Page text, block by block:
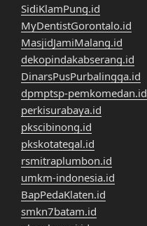
SidiKlamPung.id
MyDentistGorontalo.id
MasjidJamiMalang.id
dekopindakabserang.id
DinarsPusPurbalingga.id
dpmptsp-pemkomedan.id
perkisurabaya.id
pkscibinong.id
pkskotategal.id
rsmitraplumbon.id
umkm-indonesia.id
BapPedaKlaten.id
smkn7batam.id